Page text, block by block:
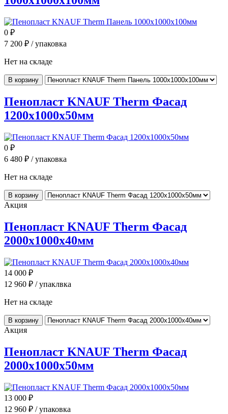
0 ₽
7 200 ₽ / упаковка
Нет на складе
В корзину
Пенопласт KNAUF Therm Фасад
1200x1000x50мм
0 ₽
6 480 ₽ / упаковка
Нет на складе
В корзину
Акция
Пенопласт KNAUF Therm Фасад
2000x1000x40мм
14 000 ₽
12 960 ₽ / упаклвка
Нет на складе
В корзину
Акция
Пенопласт KNAUF Therm Фасад
2000x1000x50мм
13 000 ₽
12 960 ₽ / упаковка